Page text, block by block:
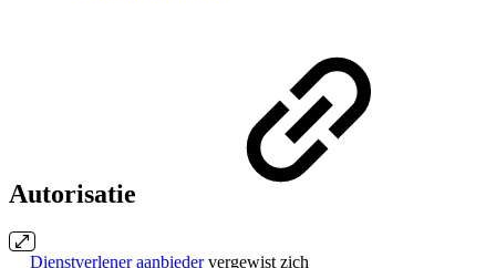
Autorisatie
Dienstverlener aanbiedervergewist zich